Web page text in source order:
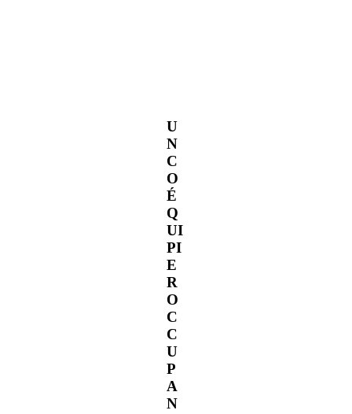
U
N
C
O
É
Q
UI
PI
E
R
O
C
C
U
P
A
N